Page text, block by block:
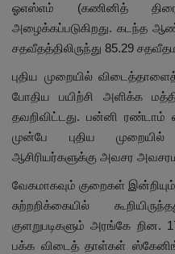
ஓஎஸ்எம் (கணினித்
அழைக்கப்படுகிறது. கடந்த
சதவீதத்திலிருந்து 85.29
புதிய முறையில்
போதிய பயிற்சி அளிக்க
தவறிவிட்டது. பன்னி ரண்டாம்
முன்பே புதிய முறையில்
ஆசிரியர்களுக்கு அவசர
வேகமாகவும் குறைகள் இன்றியும்
சுற்றறிக்கையில்
குளறுபடிகளும் அரங்கே
பக்க விடைத் தாள்கள்